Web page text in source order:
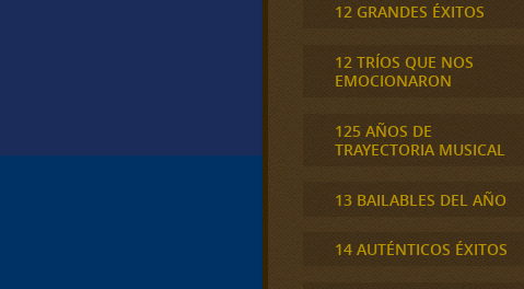
12 GRANDES ÉXITOS
12 TRÍOS QUE NOS
EMOCIONARON
125 AÑOS DE
TRAYECTORIA MUSICAL
13 BAILABLES DEL AÑO
14 AUTÉNTICOS ÉXITOS